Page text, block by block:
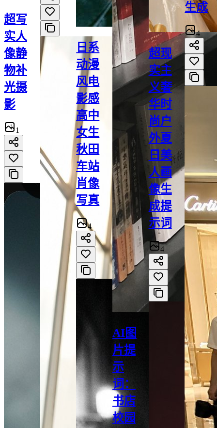
超写
实人
像静
物补
光摄
影
1
日系
动漫
风电
影感
高中
女生
秋田
车站
肖像
写真
4
AI图
片提
示
词：
书店
校园
超现
实主
义奢
华时
尚户
外夏
日美
人画
像生
成提
示词
4
生成
4